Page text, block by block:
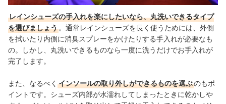
レインシューズの手入れを楽にしたいなら、丸洗いできるタイプ
を選びましょう 。通常レインシューズを長く使うためには、外側
を拭いたり内側に消臭スプレーをかけたりする手入れが必要なも
の。しかし、丸洗いできるものなら一度に洗うだけでお手入れが
完了します。
また、なるべく インソールの取り外しができるものを選ぶのもポ
イントです。シューズ内部が水濡れしてしまったときに乾かしや